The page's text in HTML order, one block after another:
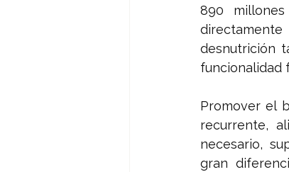
890
directamente
desnutrición
funcionalidad
Promover el
recurrente,
necesario,
gran